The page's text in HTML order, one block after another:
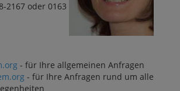
2167 oder 0163
- für Ihre allgemeinen Anfragen
- für Ihre Anfragen rund um alle